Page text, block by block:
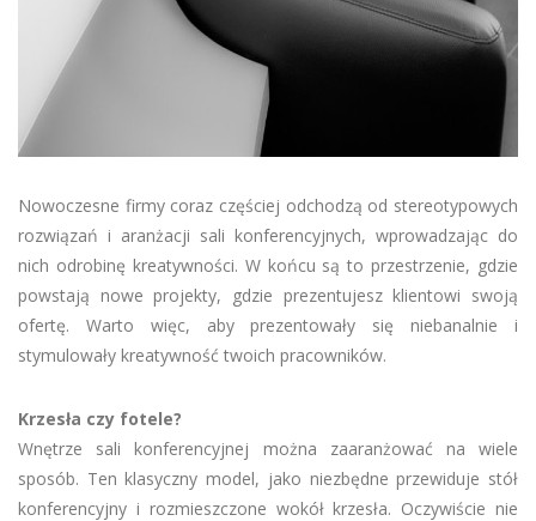
Nowoczesne firmy coraz częściej odchodzą od stereotypowych
rozwiązań i aranżacji sali konferencyjnych, wprowadzając do
nich odrobinę kreatywności. W końcu są to przestrzenie, gdzie
powstają nowe projekty, gdzie prezentujesz klientowi swoją
ofertę. Warto więc, aby prezentowały się niebanalnie i
stymulowały kreatywność twoich pracowników.
Krzesła czy fotele?
Wnętrze sali konferencyjnej można zaaranżować na wiele
sposób. Ten klasyczny model, jako niezbędne przewiduje stół
konferencyjny i rozmieszczone wokół krzesła. Oczywiście nie